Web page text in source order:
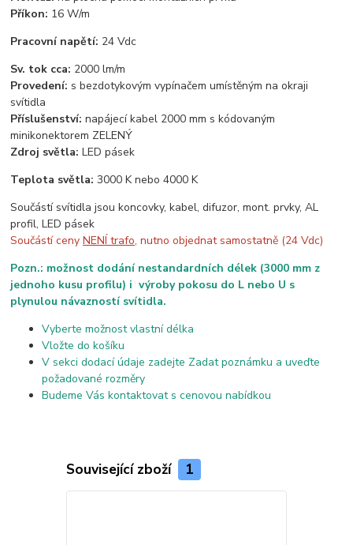
Příkon: 16 W/m
Pracovní napětí: 24 Vdc
Sv. tok cca: 2000 lm/m
Provedení: s bezdotykovým vypínačem umístěným na okraji
svítidla
Příslušenství:napájecí kabel 2000 mm s kódovaným
minikonektorem ZELENÝ
Zdroj světla:LED pásek
Teplota světla:3000 K nebo 4000 K
Součástí svítidla jsou koncovky, kabel, difuzor, mont. prvky, AL
profil, LED pásek
Součástí cenyNENÍ trafo, nutno objednat samostatně (24 Vdc)
Pozn.: možnost dodání nestandardních délek (3000 mm z
jednoho kusu profilu) i výroby pokosu do L nebo U s
plynulou návazností svítidla.
Vyberte možnost vlastní délka
Vložte do košíku
V sekci dodací údaje zadejte Zadat poznámku a uveďte
požadované rozměry
Budeme Vás kontaktovat s cenovou nabídkou
Související zboží 1